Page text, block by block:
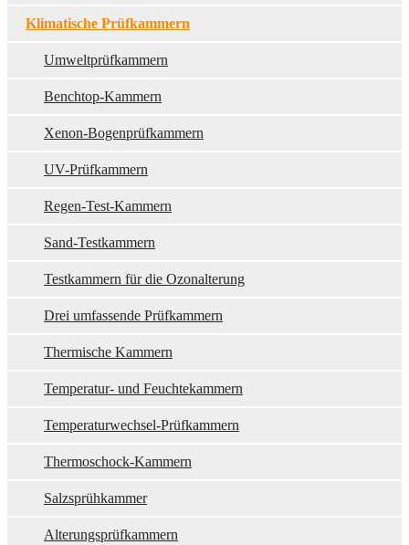
Klimatische Prüfkammern
Umweltprüfkammern
Benchtop-Kammern
Xenon-Bogenprüfkammern
UV-Prüfkammern
Regen-Test-Kammern
Sand-Testkammern
Testkammern für die Ozonalterung
Drei umfassende Prüfkammern
Thermische Kammern
Temperatur- und Feuchtekammern
Temperaturwechsel-Prüfkammern
Thermoschock-Kammern
Salzsprühkammer
Alterungsprüfkammern